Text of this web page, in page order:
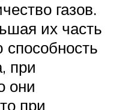
газов.
их часть
при
они
при